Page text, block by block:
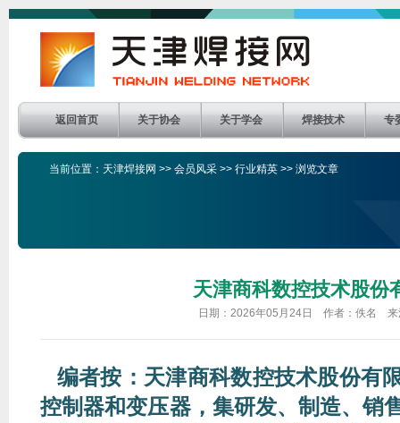
返回首页 关于协会 关于学会 焊接技术 专
当前位置： 天津焊接网 >> 会员风采 >> 行业精英 >> 浏览文章
天津商科数控技术股份
日期：2026年05月24日 作者：佚名 来
编者按：天津商科数控技术股份有
控制器和变压器，集研发、制造、销